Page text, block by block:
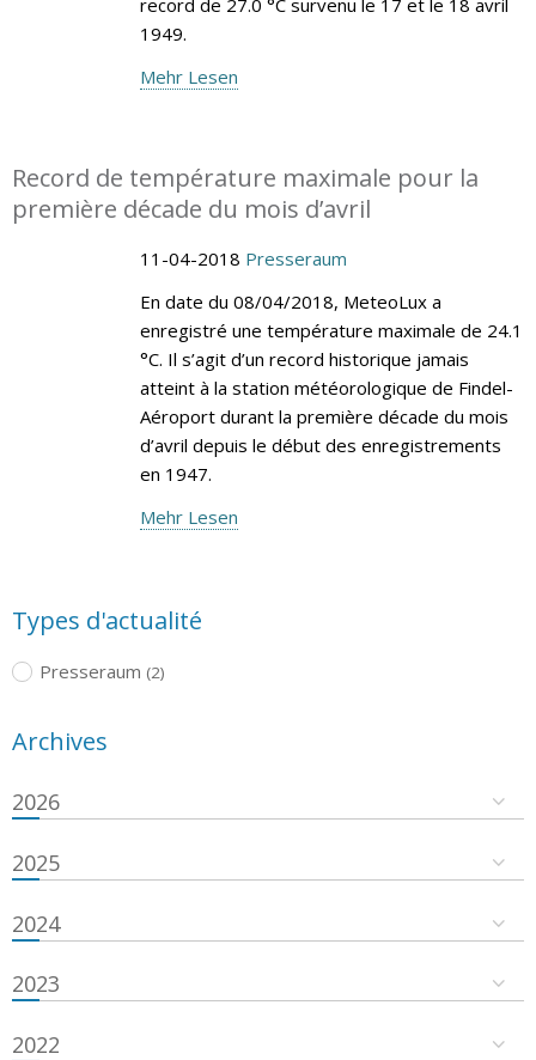
1949.
Mehr Lesen
Record de température maximale pour la
première décade du mois d’avril
11-04-2018 Presseraum
En date du 08/04/2018, MeteoLux a
enregistré une température maximale de 24.1
°C. Il s’agit d’un record historique jamais
atteint à la station météorologique de Findel-
Aéroport durant la première décade du mois
d’avril depuis le début des enregistrements
en 1947.
Mehr Lesen
Types d'actualité
Presseraum (2)
Archives
2026
2025
2024
2023
2022